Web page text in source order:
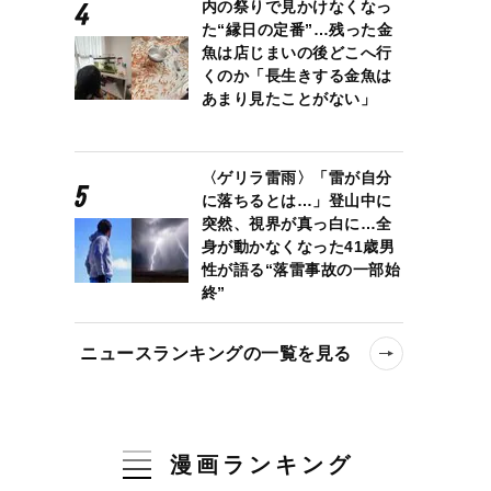
内の祭りで見かけなくなっ
た“縁日の定番”…残った金
魚は店じまいの後どこへ行
くのか「長生きする金魚は
あまり見たことがない」
〈ゲリラ雷雨〉「雷が自分
に落ちるとは…」登山中に
突然、視界が真っ白に…全
身が動かなくなった41歳男
性が語る“落雷事故の一部始
終”
ニュースランキングの一覧を見る
漫画ランキング